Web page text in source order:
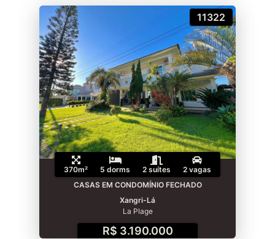
11322
370m² 5 dorms 2 suítes
2 vagas
CASAS EM CONDOMÍNIO FECHADO
Xangri-Lá
La Plage
R$ 3.190.000